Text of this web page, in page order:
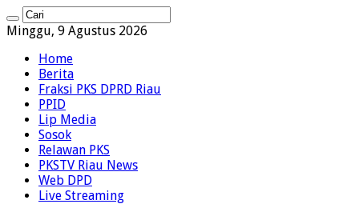
Minggu, 9 Agustus 2026
Home
Berita
Fraksi PKS DPRD Riau
PPID
Lip Media
Sosok
Relawan PKS
PKSTV Riau News
Web DPD
Live Streaming